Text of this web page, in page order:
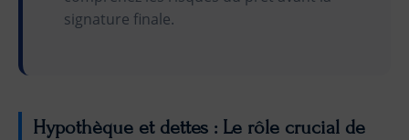
signature finale.
Hypothèque et dettes : Le rôle crucial de